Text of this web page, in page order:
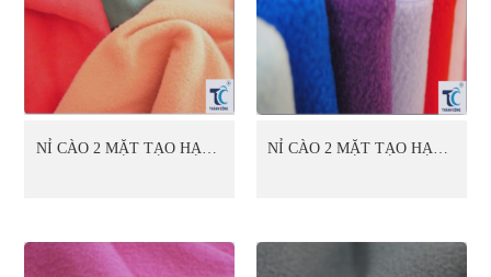
NỈ CÀO 2 MẶT TẠO HẠT 1
NỈ CÀO 2 MẶT TẠO HẠT 1